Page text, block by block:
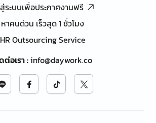
สู่ระบบเพื่อประกาศงานฟรี
หาคนด่วน เร็วสุด 1 ชั่วโมง
HR Outsourcing Service
ต่อเรา:info@daywork.co